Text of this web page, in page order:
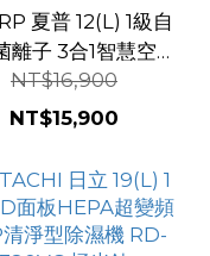
夏普 12(L) 1級自
離子 3合1智慧空氣
清淨除濕機 DW-
S 橡木白
NT$16,900
NT$15,900